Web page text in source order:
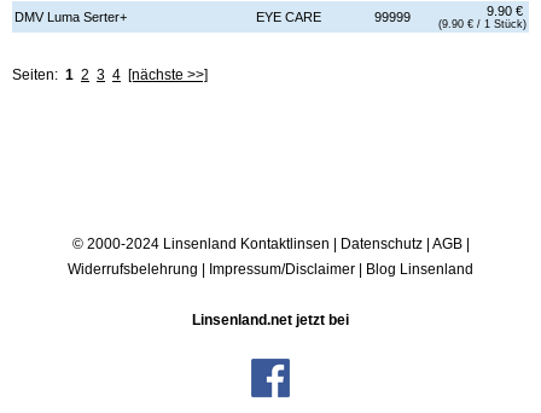
DMV Luma Serter+ EYE CARE 99999 9.90 €
(9.90 € / 1 Stück)
Seiten: 1 2 3 4 [nächste >>]
© 2000-2024 Linsenland Kontaktlinsen | Datenschutz| AGB|
Widerrufsbelehrung | Impressum/Disclaimer | Blog Linsenland
Linsenland.net jetzt bei